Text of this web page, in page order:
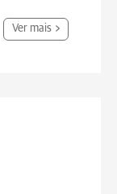
Ver mais